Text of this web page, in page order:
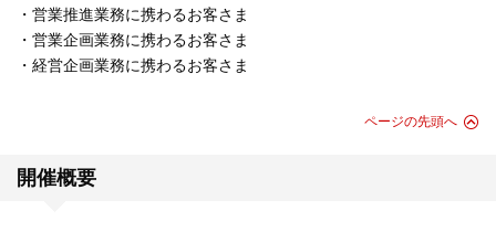
・営業推進業務に携わるお客さま
・営業企画業務に携わるお客さま
・経営企画業務に携わるお客さま
ページの先頭へ
開催概要